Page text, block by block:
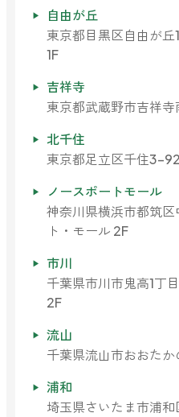
自由が丘
東京都目黒区自由が
1F
吉祥寺
東京都武蔵野市吉祥
北千住
東京都足立区千住3-
ノースポートモール
神奈川県横浜市都筑
ト・モール 2F
市川
千葉県市川市鬼高1丁
2F
流山
千葉県流山市おおた
浦和
埼玉県さいたま市浦和